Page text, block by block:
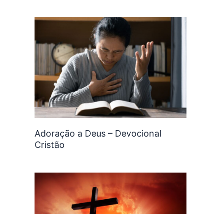
Adoração a Deus – Devocional
Cristão